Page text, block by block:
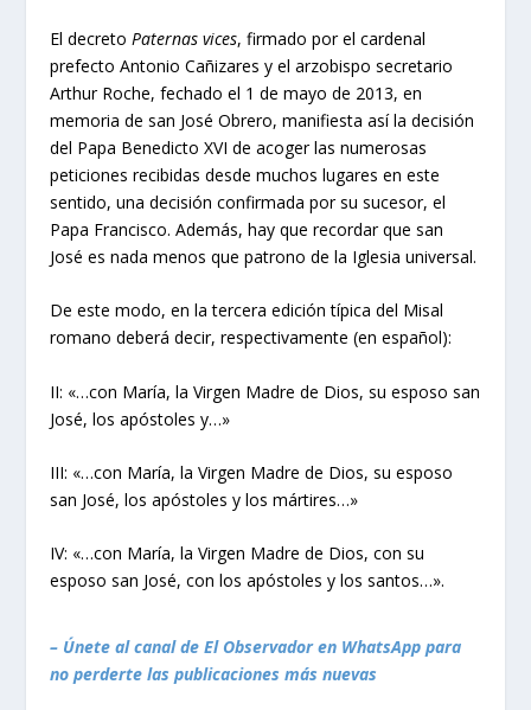
El decretoPaternas vices, firmado por el cardenal
prefecto Antonio Cañizares y el arzobispo secretario
Arthur Roche, fechado el 1 de mayo de 2013, en
memoria de san José Obrero, manifiesta así la decisión
del Papa Benedicto XVI de acoger las numerosas
peticiones recibidas desde muchos lugares en este
sentido, una decisión confirmada por su sucesor, el
Papa Francisco. Además, hay que recordar que san
José es nada menos que patrono de la Iglesia universal.
De este modo, en la tercera edición típica del Misal
romano deberá decir, respectivamente (en español):
II: «…con María, la Virgen Madre de Dios, su esposo san
José, los apóstoles y…»
III: «…con María, la Virgen Madre de Dios, su esposo
san José, los apóstoles y los mártires…»
IV: «…con María, la Virgen Madre de Dios, con su
esposo san José, con los apóstoles y los santos…».
– Únete al canal de El Observador en WhatsApp para
no perderte las publicaciones más nuevas